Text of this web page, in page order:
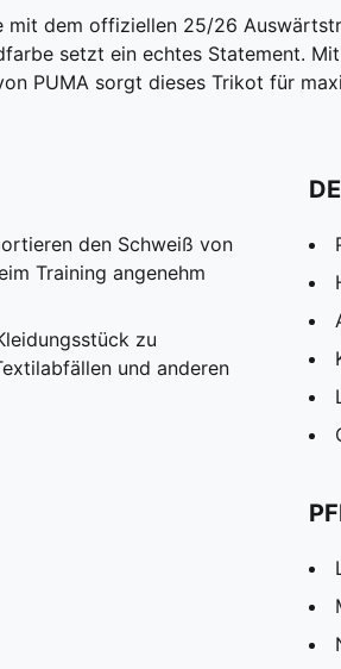
dem offiziellen 25/26
setzt ein echtes Statement.
PUMA sorgt dieses Trikot für
den Schweiß von
Training angenehm
zu
und anderen